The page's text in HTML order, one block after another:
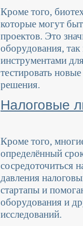
Кроме того,
которые могут
проектов. Это
оборудования,
инструментами
тестировать
решения.
Налоговые
Кроме того,
определённый
сосредоточиться
давления
стартапы и
оборудования и
исследований.